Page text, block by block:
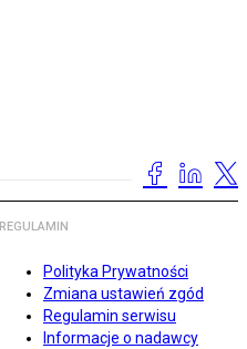
REGULAMIN
Polityka Prywatności
Zmiana ustawień zgód
Regulamin serwisu
Informacje o nadawcy